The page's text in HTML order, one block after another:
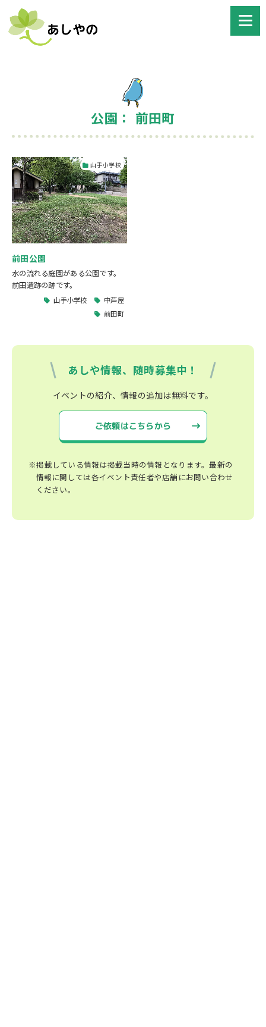
公園： 前田町
山手小学校
前田公園
水の流れる庭園がある公園です。
前田遺跡の跡です。
山手小学校
中芦屋
前田町
あしや情報、随時募集中！
イベントの紹介、情報の追加は無料です。
ご依頼はこちらから
※掲載している情報は掲載当時の情報となります。最新の
情報に関しては各イベント責任者や店舗にお問い合わせ
ください。